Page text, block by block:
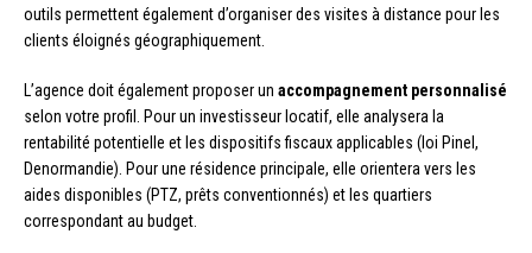
outils permettent également d’organiser des visites à distance pour les
clients éloignés géographiquement.
L’agence doit également proposer un accompagnement personnalisé
selon votre profil. Pour un investisseur locatif, elle analysera la
rentabilité potentielle et les dispositifs fiscaux applicables (loi Pinel,
Denormandie). Pour une résidence principale, elle orientera vers les
aides disponibles (PTZ, prêts conventionnés) et les quartiers
correspondant au budget.